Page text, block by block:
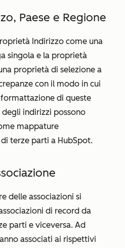
Paese e Regione
Indirizzo come una
singola e la proprietà
proprietà di selezione a
con il modo in cui
di queste
indirizzi possono
mappature
terze parti a HubSpot.
delle associazioni si
di record da
parti e viceversa. Ad
associati ai rispettivi